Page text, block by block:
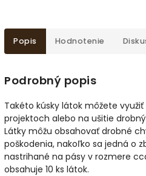
Popis Hodnotenie
Podrobný popis
Takéto kúsky látok môžete
projektoch alebo na ušitie
Látky môžu obsahovať drobné
poškodenia, nakoľko sa jedná o
nastrihané na pásy v rozmere
obsahuje 10 ks látok.